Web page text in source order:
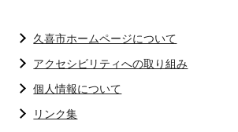
久喜市ホームページについて
アクセシビリティへの取り組み
個人情報について
リンク集